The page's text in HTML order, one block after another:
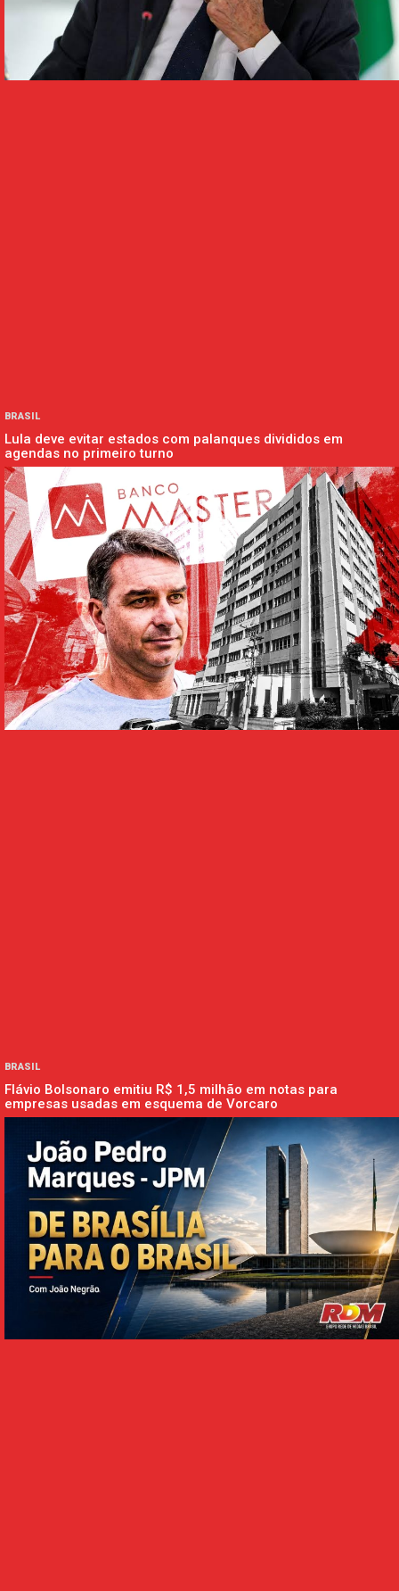
BRASIL
Lula deve evitar estados com palanques divididos em
agendas no primeiro turno
BRASIL
Flávio Bolsonaro emitiu R$ 1,5 milhão em notas para
empresas usadas em esquema de Vorcaro